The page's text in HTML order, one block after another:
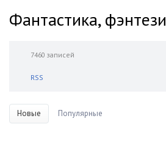
Фантастика, фэнтези
7460 записей
RSS
Новые Популярные